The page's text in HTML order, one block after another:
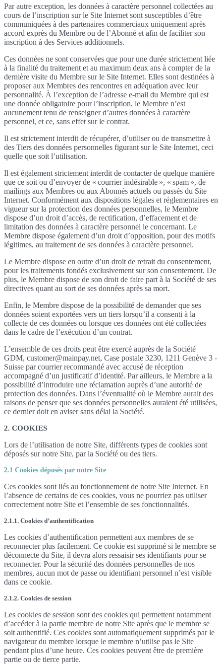
Par autre exception, les données à caractère personnel collectées au
cours de l’inscription sur le Site Internet sont susceptibles d’être
communiquées à des partenaires commerciaux uniquement après
accord exprès du Membre ou de l’Abonné et afin de faciliter son
inscription à des Services additionnels.
Ces données ne sont conservées que pour une durée strictement liée
à la finalité du traitement et au maximum deux ans à compter de la
dernière visite du Membre sur le Site Internet. Elles sont destinées à
proposer aux Membres des rencontres en adéquation avec leur
personnalité. À l’exception de l’adresse e-mail du Membre qui est
une donnée obligatoire pour l’inscription, le Membre n’est
aucunement tenu de renseigner d’autres données à caractère
personnel, et ce, sans effet sur le contrat.
Il est strictement interdit de récupérer, d’utiliser ou de transmettre à
des Tiers des données personnelles figurant sur le Site Internet, ceci
quelle que soit l’utilisation.
Il est également strictement interdit de contacter de quelque manière
que ce soit ou d’envoyer de « courrier indésirable », « spam », de
mailings aux Membres ou aux Abonnés actuels ou passés du Site
Internet. Conformément aux dispositions légales et réglementaires en
vigueur sur la protection des données personnelles, le Membre
dispose d’un droit d’accès, de rectification, d’effacement et de
limitation des données à caractère personnel le concernant. Le
Membre dispose également d’un droit d’opposition, pour des motifs
légitimes, au traitement de ses données à caractère personnel.
Le Membre dispose en outre d’un droit de retrait du consentement,
pour les traitements fondés exclusivement sur son consentement. De
plus, le Membre dispose de son droit de faire part à la Société de ses
directives quant au sort de ses données après sa mort.
Enfin, le Membre dispose de la possibilité de demander que ses
données soient exportées vers un tiers lorsqu’il a consenti à la
collecte de ces données ou lorsque ces données ont été collectées
dans le cadre de l’exécution d’un contrat.
L’ensemble de ces droits peut être exercé auprès de la Société
GDM, customer@mainpay.net, Case postale 3230, 1211 Genève 3 -
Suisse par courrier recommandé avec accusé de réception
accompagné d’un justificatif d’identité. Par ailleurs, le Membre a la
possibilité d’introduire une réclamation auprès d’une autorité de
protection des données. Dans l’éventualité où le Membre aurait des
raisons de penser que ses données personnelles auraient été utilisées,
ce dernier doit en aviser sans délai la Société.
2. COOKIES
Lors de l’utilisation de notre Site, différents types de cookies sont
déposés sur notre Site, par la Société ou des tiers.
2.1 Cookies déposés par notre Site
Ces cookies sont liés au fonctionnement de notre Site Internet. En
l’absence de certains de ces cookies, vous ne pourriez pas utiliser
correctement notre Site et l’ensemble de ses fonctionnalités.
2.1.1. Cookies d’authentification
Les cookies d’authentification permettent aux membres de se
reconnecter plus facilement. Ce cookie est supprimé si le membre se
déconnecte du Site, il devra alors ressaisir ses identifiants pour se
reconnecter. Pour la sécurité des données personnelles de nos
membres, aucun mot de passe ou identifiant personnel n’est visible
dans ce cookie.
2.1.2. Cookies de session
Les cookies de session sont des cookies qui permettent notamment
d’accéder à la partie membre de notre Site après que le membre se
soit authentifié. Ces cookies sont automatiquement supprimés par le
navigateur du membre lorsque le membre n’utilise pas le Site
pendant plus d’une heure. Ces cookies peuvent être de première
partie ou de tierce partie.